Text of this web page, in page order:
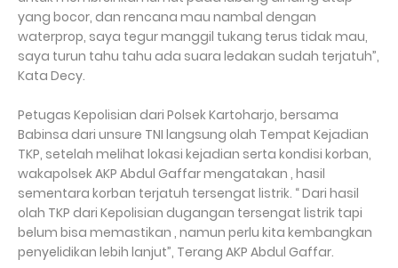
yang bocor, dan rencana mau nambal dengan
waterprop, saya tegur manggil tukang terus tidak mau,
saya turun tahu tahu ada suara ledakan sudah terjatuh”,
Kata Decy.
Petugas Kepolisian dari Polsek Kartoharjo, bersama
Babinsa dari unsure TNI langsung olah Tempat Kejadian
TKP, setelah melihat lokasi kejadian serta kondisi korban,
wakapolsek AKP Abdul Gaffar mengatakan , hasil
sementara korban terjatuh tersengat listrik. “ Dari hasil
olah TKP dari Kepolisian dugangan tersengat listrik tapi
belum bisa memastikan , namun perlu kita kembangkan
penyelidikan lebih lanjut”, Terang AKP Abdul Gaffar.